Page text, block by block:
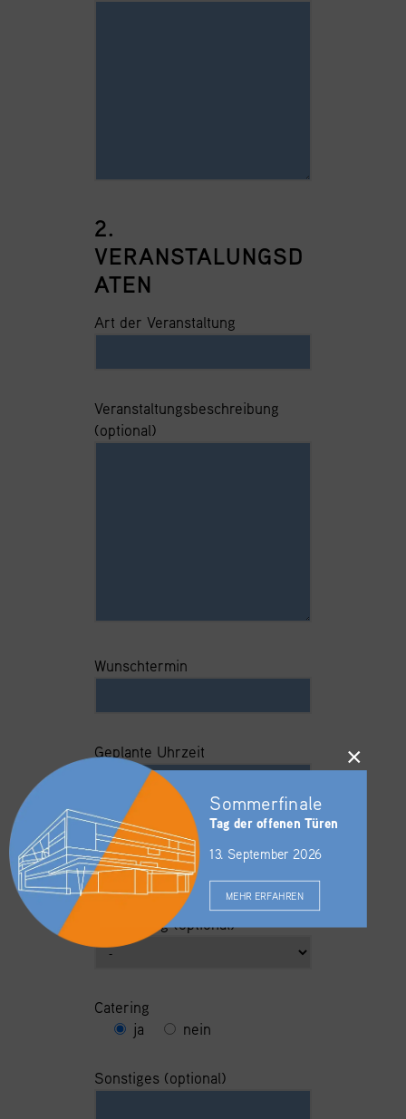
2.
VERANSTALUNGSD
ATEN
Art der Veranstaltung
Veranstaltungsbeschreibung
(optional)
Wunschtermin
Geplante Uhrzeit
Anzahl der Gäste
Bestuhlung (optional)
Catering
ja
nein
Sonstiges (optional)
Sommerfinale
Tag der offenen Türen
13. September 2026
×
MEHR ERFAHREN